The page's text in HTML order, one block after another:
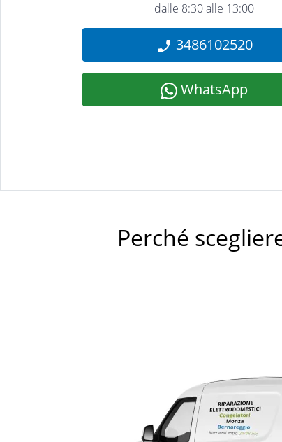
dalle 8:30 alle 13:00
3486102520
WhatsApp
Perché